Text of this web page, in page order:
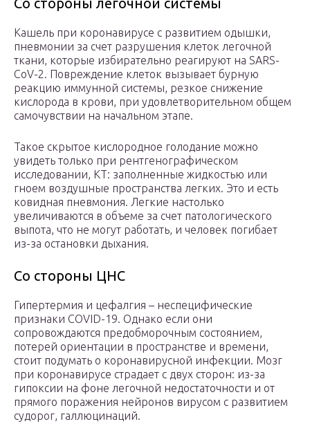
Со стороны легочной системы
Кашель при коронавирусе с развитием одышки,
пневмонии за счет разрушения клеток легочной
ткани, которые избирательно реагируют на SARS-
CoV-2. Повреждение клеток вызывает бурную
реакцию иммунной системы, резкое снижение
кислорода в крови, при удовлетворительном общем
самочувствии на начальном этапе.
Такое скрытое кислородное голодание можно
увидеть только при рентгенографическом
исследовании, КТ: заполненные жидкостью или
гноем воздушные пространства легких. Это и есть
ковидная пневмония. Легкие настолько
увеличиваются в объеме за счет патологического
выпота, что не могут работать, и человек погибает
из-за остановки дыхания.
Со стороны ЦНС
Гипертермия и цефалгия – неспецифические
признаки COVID-19. Однако если они
сопровождаются предобморочным состоянием,
потерей ориентации в пространстве и времени,
стоит подумать о коронавирусной инфекции. Мозг
при коронавирусе страдает с двух сторон: из-за
гипоксии на фоне легочной недостаточности и от
прямого поражения нейронов вирусом с развитием
судорог, галлюцинаций.